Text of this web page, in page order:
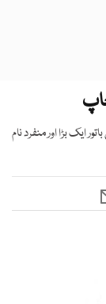
ایک بڑا اور منفرد نام